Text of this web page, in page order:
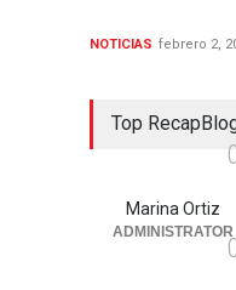
NOTICIAS febrero 2,
Top
Marina Ortiz
ADMINISTRATOR